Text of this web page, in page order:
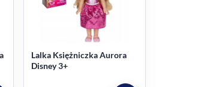
Lalka Księżniczka Aurora
Disney 3+